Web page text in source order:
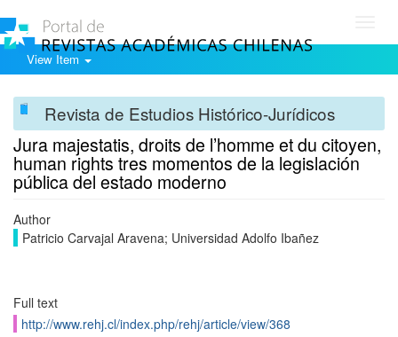
View Item
Revista de Estudios Histórico-Jurídicos
Jura majestatis, droits de l’homme et du citoyen,
human rights tres momentos de la legislación
pública del estado moderno
Author
Patricio Carvajal Aravena; Universidad Adolfo Ibañez
Full text
http://www.rehj.cl/index.php/rehj/article/view/368